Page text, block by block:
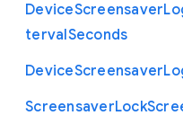
DeviceScreensaver
tervalSeconds
DeviceScreensaver
ScreensaverLock